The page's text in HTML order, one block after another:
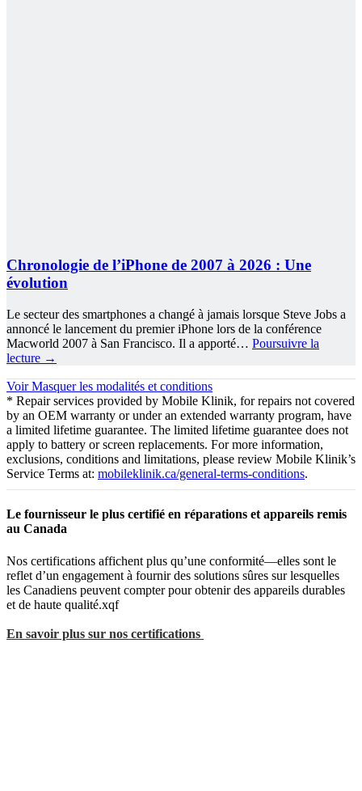
Chronologie de l’iPhone de 2007 à 2026 : Une
évolution
Le secteur des smartphones a changé à jamais lorsque Steve Jobs a
annoncé le lancement du premier iPhone lors de la conférence
Macworld 2007 à San Francisco. Il a apporté… Poursuivre la
lecture →
Voir Masquerles modalités et conditions
* Repair services provided by Mobile Klinik, for repairs not covered
by an OEM warranty or under an extended warranty program, have
a limited lifetime guarantee. The limited lifetime guarantee does not
apply to battery or screen replacements. For more information,
exclusions, conditions and limitations, please review Mobile Klinik’s
Service Terms at: mobileklinik.ca/general-terms-conditions.
Le fournisseur le plus certifié en réparations et appareils remis
au Canada
Nos certifications affichent plus qu’une conformité—elles sont le
reflet d’un engagement à fournir des solutions sûres sur lesquelles
les Canadiens peuvent compter pour obtenir des appareils durables
et de haute qualité.xqf
En savoir plus sur nos certifications